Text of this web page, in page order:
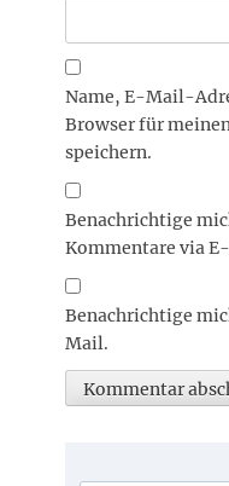
Name, E-Mail-
Browser für
speichern.
Benachrichtige
Kommentare via
Benachrichtige
Mail.